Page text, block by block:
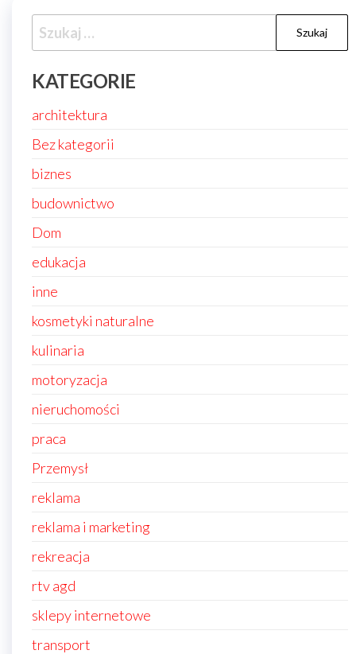
Szukaj:
KATEGORIE
architektura
Bez kategorii
biznes
budownictwo
Dom
edukacja
inne
kosmetyki naturalne
kulinaria
motoryzacja
nieruchomości
praca
Przemysł
reklama
reklama i marketing
rekreacja
rtv agd
sklepy internetowe
transport